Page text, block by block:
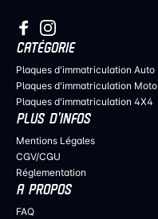
CATÉGORIE
Plaques d'immatriculation Auto
Plaques d'immatriculation Moto
Plaques d'immatriculation 4X4
PLUS D’INFOS
Mentions Légales
CGV/CGU
Réglementation
A PROPOS
FAQ